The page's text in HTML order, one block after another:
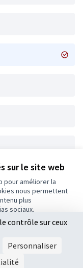
sur le site web
pour améliorer la
nous permettent
plus
sociaux.
Licence
(Lien
contrôle sur ceux
Personnaliser